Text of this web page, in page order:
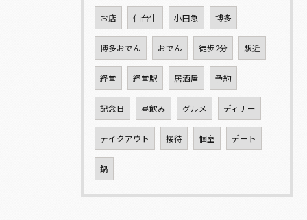
お店 仙台牛 小田急 博多
博多おでん おでん 徒歩2分 駅近
経堂 経堂駅 居酒屋 予約
記念日 昼飲み グルメ ディナー
テイクアウト 接待 個室 デート
鍋